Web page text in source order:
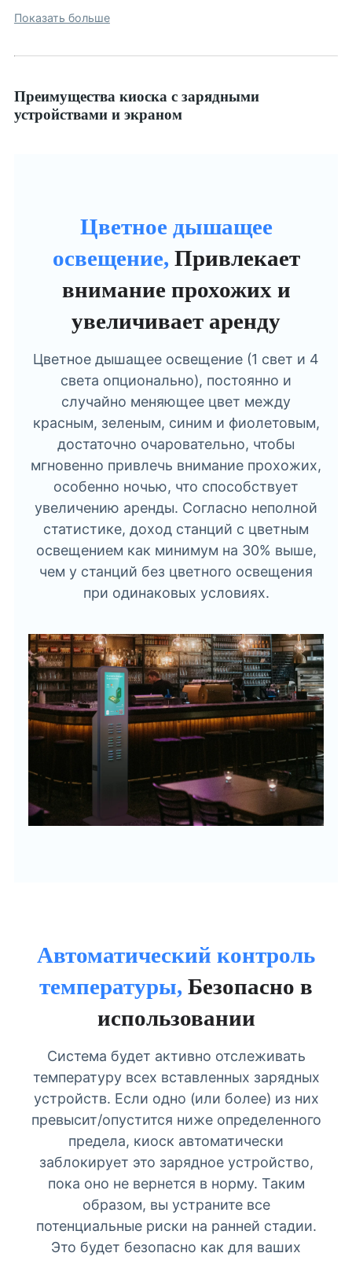
Показать больше
Преимущества киоска с зарядными
устройствами и экраном
Цветное дышащее
освещение, Привлекает
внимание прохожих и
увеличивает аренду
Цветное дышащее освещение (1 свет и 4
света опционально), постоянно и
случайно меняющее цвет между
красным, зеленым, синим и фиолетовым,
достаточно очаровательно, чтобы
мгновенно привлечь внимание прохожих,
особенно ночью, что способствует
увеличению аренды. Согласно неполной
статистике, доход станций с цветным
освещением как минимум на 30% выше,
чем у станций без цветного освещения
при одинаковых условиях.
Автоматический контроль
температуры, Безопасно в
использовании
Система будет активно отслеживать
температуру всех вставленных зарядных
устройств. Если одно (или более) из них
превысит/опустится ниже определенного
предела, киоск автоматически
заблокирует это зарядное устройство,
пока оно не вернется в норму. Таким
образом, вы устраните все
потенциальные риски на ранней стадии.
Это будет безопасно как для ваших